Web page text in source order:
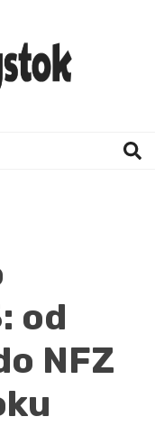
od
NFZ